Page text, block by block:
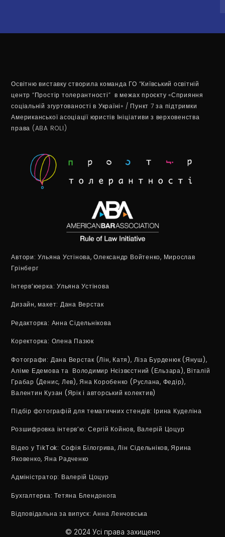
Освітню виставку створила команда ГО “Київський освітній
центр “Простір толерантності” в межах проєкту «Сприяння
соціальній згуртованості в Україні» / Пункт 7 за підтримки
Американської асоціації юристів Ініціативи з верховенства
права (ABA ROLI)
Автори: Ульяна Устінова, Олександр Войтенко, Мирослав
Грінберг
Інтерв’юерка: Ульяна Устінова
Дизайн, макет: Дана Верстак
Редакторка: Анна Сідельнікова
Коректорка: Олена Пазюк
Фотографи: Дана Верстак (Лін, Катя), Ліза Бурденюк (Януш),
Аліме Едемова та Володимир Нєізвєстний (Ельзара), Віталій
Грабар (Денис, Лев), Яна Коробенко (Руслана, Федір),
Валентин Кузан (Ярік і авторський колектив)
Підбір фотографій для тематичних стендів: Ірина Куделіна
Розшифровка інтерв’ю: Сергій Койнов, Валерій Цоцур
Відео у TikTok: Софія Білогрива, Лін Сідельніков, Ярина
Яковенко, Яна Радченко
Адміністратор: Валерій Цоцур
Бухгалтерка: Тетяна Блендонога
Відповідальна за випуск: Анна Ленчовська
© 2024 Усі права захищено